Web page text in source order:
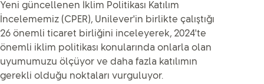
Yeni güncellenen İklim Politikası Katılım
İncelememiz (CPER), Unilever'in birlikte çalıştığı
26 önemli ticaret birliğini inceleyerek, 2024'te
önemli iklim politikası konularında onlarla olan
uyumumuzu ölçüyor ve daha fazla katılımın
gerekli olduğu noktaları vurguluyor.